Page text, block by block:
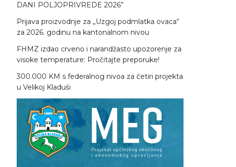
DANI POLJOPRIVREDE 2026”
Prijava proizvodnje za „Uzgoj podmlatka ovaca“
za 2026. godinu na kantonalnom nivou
FHMZ izdao crveno i narandžasto upozorenje za
visoke temperature: Pročitajte preporuke!
300.000 KM s federalnog nivoa za četiri projekta
u Velikoj Kladuši